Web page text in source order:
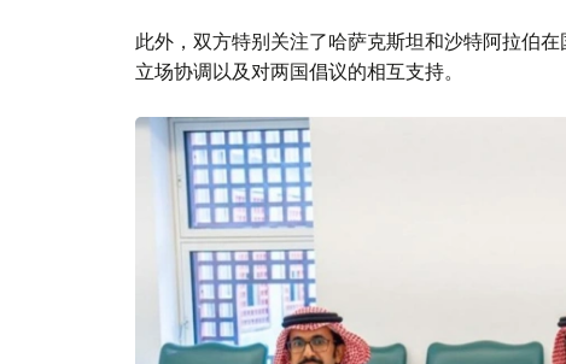
此外，双方特别关注了哈萨克斯坦和沙特阿拉伯
立场协调以及对两国倡议的相互支持。